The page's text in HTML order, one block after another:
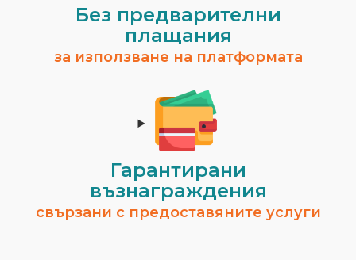
Без предварителни
плащания
за използване на платформата
Гарантирани
възнаграждения
свързани с предоставяните услуги